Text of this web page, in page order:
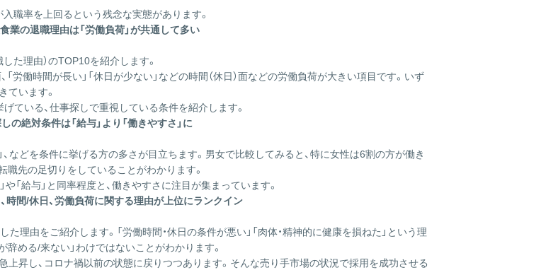
職率を上回るという残念な実態があります。
業の退職理由は「労働負荷」が共通して多い
た理由）のTOP10を紹介します。
「労働時間が長い」「休日が少ない」などの時間（休日）面などの労働負荷が大きい項目です。いず
ています。
ている、仕事探しで重視している条件を紹介します。
の絶対条件は「給与」より「働きやすさ」に
数」、などを条件に挙げる方の多さが目立ちます。男女で比較してみると、特に女性は6割の方が働き
職先の足切りをしていることがわかります。
「給与」と同率程度と、働きやすさに注目が集まっています。
時間/休日、労働負荷に関する理由が上位にランクイン
理由をご紹介します。「労働時間・休日の条件が悪い」「肉体・精神的に健康を損ねた」という理
辞める/来ない」わけではないことがわかります。
上昇し、コロナ禍以前の状態に戻りつつあります。そんな売り手市場の状況で採用を成功させる